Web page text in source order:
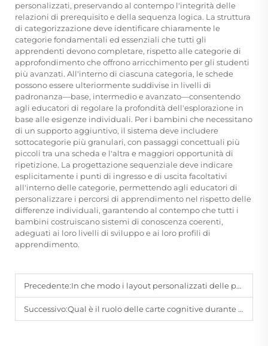
personalizzati, preservando al contempo l'integrità delle
relazioni di prerequisito e della sequenza logica. La struttura
di categorizzazione deve identificare chiaramente le
categorie fondamentali ed essenziali che tutti gli
apprendenti devono completare, rispetto alle categorie di
approfondimento che offrono arricchimento per gli studenti
più avanzati. All'interno di ciascuna categoria, le schede
possono essere ulteriormente suddivise in livelli di
padronanza—base, intermedio e avanzato—consentendo
agli educatori di regolare la profondità dell'esplorazione in
base alle esigenze individuali. Per i bambini che necessitano
di un supporto aggiuntivo, il sistema deve includere
sottocategorie più granulari, con passaggi concettuali più
piccoli tra una scheda e l'altra e maggiori opportunità di
ripetizione. La progettazione sequenziale deve indicare
esplicitamente i punti di ingresso e di uscita facoltativi
all'interno delle categorie, permettendo agli educatori di
personalizzare i percorsi di apprendimento nel rispetto delle
differenze individuali, garantendo al contempo che tutti i
bambini costruiscano sistemi di conoscenza coerenti,
adeguati ai loro livelli di sviluppo e ai loro profili di
apprendimento.
Precedente:In che modo i layout personalizzati delle pagine interne dei quaderni (rigati, a quadretti, bianchi) possono soddisfare scenari d'uso diversificati?
Successivo:Qual è il ruolo delle carte cognitive durante il periodo di esplosione del vocabolario nei bambini?